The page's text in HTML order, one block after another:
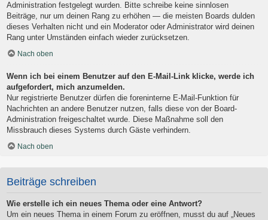
Administration festgelegt wurden. Bitte schreibe keine sinnlosen
Beiträge, nur um deinen Rang zu erhöhen — die meisten Boards dulden
dieses Verhalten nicht und ein Moderator oder Administrator wird deinen
Rang unter Umständen einfach wieder zurücksetzen.
Nach oben
Wenn ich bei einem Benutzer auf den E-Mail-Link klicke, werde ich
aufgefordert, mich anzumelden.
Nur registrierte Benutzer dürfen die foreninterne E-Mail-Funktion für
Nachrichten an andere Benutzer nutzen, falls diese von der Board-
Administration freigeschaltet wurde. Diese Maßnahme soll den
Missbrauch dieses Systems durch Gäste verhindern.
Nach oben
Beiträge schreiben
Wie erstelle ich ein neues Thema oder eine Antwort?
Um ein neues Thema in einem Forum zu eröffnen, musst du auf „Neues